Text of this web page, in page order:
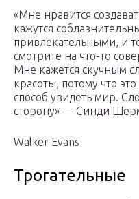
«Мне нравится
кажутся
привлекательными, и
смотрите на что-то
Мне кажется скучным
красоты, потому что
способ увидеть мир.
сторону» — Синди
Walker Evans
Трогательные